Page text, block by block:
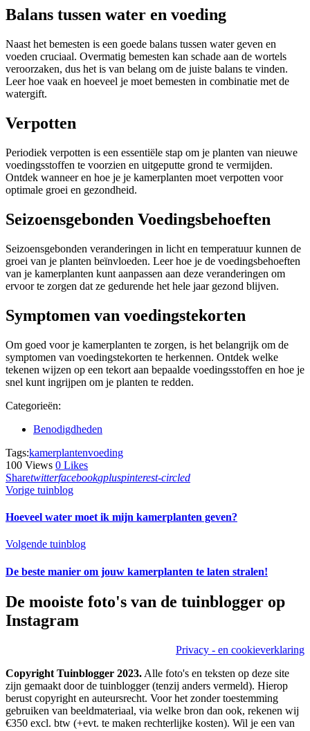
Balans tussen water en voeding
Naast het bemesten is een goede balans tussen water geven en
voeden cruciaal. Overmatig bemesten kan schade aan de wortels
veroorzaken, dus het is van belang om de juiste balans te vinden.
Leer hoe vaak en hoeveel je moet bemesten in combinatie met de
watergift.
Verpotten
Periodiek verpotten is een essentiële stap om je planten van nieuwe
voedingsstoffen te voorzien en uitgeputte grond te vermijden.
Ontdek wanneer en hoe je je kamerplanten moet verpotten voor
optimale groei en gezondheid.
Seizoensgebonden Voedingsbehoeften
Seizoensgebonden veranderingen in licht en temperatuur kunnen de
groei van je planten beïnvloeden. Leer hoe je de voedingsbehoeften
van je kamerplanten kunt aanpassen aan deze veranderingen om
ervoor te zorgen dat ze gedurende het hele jaar gezond blijven.
Symptomen van voedingstekorten
Om goed voor je kamerplanten te zorgen, is het belangrijk om de
symptomen van voedingstekorten te herkennen. Ontdek welke
tekenen wijzen op een tekort aan bepaalde voedingsstoffen en hoe je
snel kunt ingrijpen om je planten te redden.
Categorieën:
Benodigdheden
Tags:kamerplantenvoeding
100 Views 0 Likes
Sharetwitterfacebookgpluspinterest-circled
Bericht
navigatie
Vorige tuinblogPrevious
Hoeveel water moet ik mijn kamerplanten geven?
Volgende tuinblogNext
De beste manier om jouw kamerplanten te laten stralen!
De mooiste foto's van de tuinblogger op
Instagram
Privacy - en cookieverklaring
Copyright Tuinblogger 2023. Alle foto's en teksten op deze site
zijn gemaakt door de tuinblogger (tenzij anders vermeld). Hierop
berust copyright en auteursrecht. Voor het zonder toestemming
gebruiken van beeldmateriaal, via welke bron dan ook, rekenen wij
€350 excl. btw (+evt. te maken rechterlijke kosten). Wil je een van